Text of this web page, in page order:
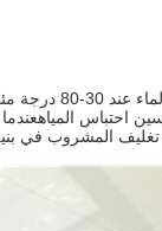
مسحوق
المشروب في